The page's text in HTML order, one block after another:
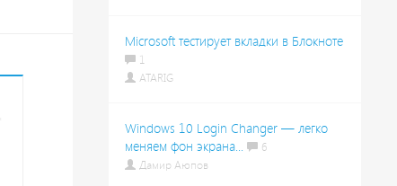
Microsoft тестирует вкладки в Блокноте
1
ATARIG
Windows 10 Login Changer — легко
меняем фон экрана...
6
Дамир Аюпов